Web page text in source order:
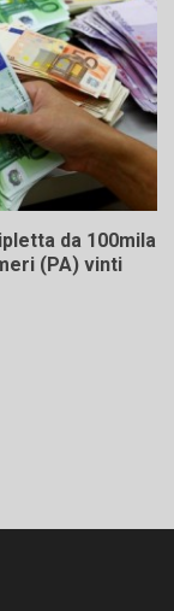
da 100mila
(PA) vinti